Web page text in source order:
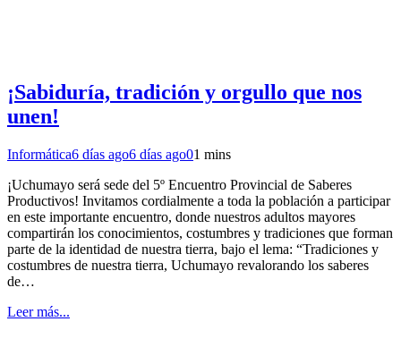
¡Sabiduría, tradición y orgullo que nos
unen!
Informática6 días ago6 días ago01 mins
¡Uchumayo será sede del 5º Encuentro Provincial de Saberes
Productivos! Invitamos cordialmente a toda la población a participar
en este importante encuentro, donde nuestros adultos mayores
compartirán los conocimientos, costumbres y tradiciones que forman
parte de la identidad de nuestra tierra, bajo el lema: “Tradiciones y
costumbres de nuestra tierra, Uchumayo revalorando los saberes
de…
Leer más...